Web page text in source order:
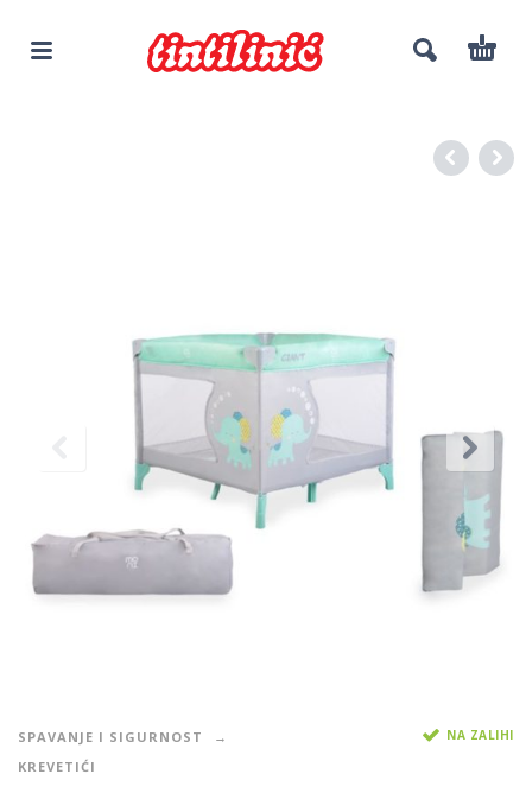
SPAVANJE I SIGURNOST
KREVETIĆI
NA ZALIHI